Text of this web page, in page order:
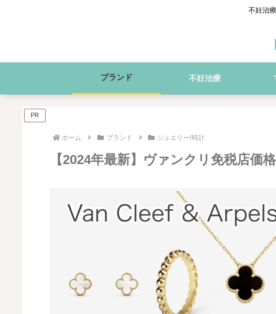
不妊治
ブランド 不妊治療
PR
ホーム ブランド ジュエリー/時計
【2024年最新】ヴァンクリ免税店価